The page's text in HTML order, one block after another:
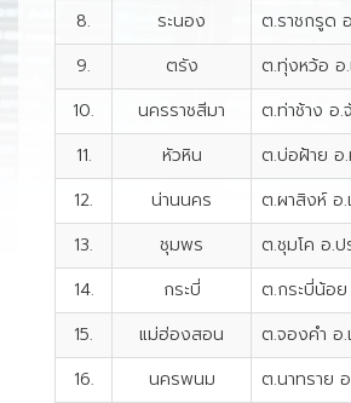
8.
ระนอง
ต.ราชกรูด
9.
ตรัง
ต.ทุ่งหว้อ อ
10.
นครราชสีมา
ต.ท่าช้าง อ.
11.
หัวหิน
ต.บ่อฝ้าย อ.
12.
น่านนคร
ต.ผาสิงห์ อ.
13.
ชุมพร
ต.ชุมโค อ.
14.
กระบี่
ต.กระบี่น้อย
15.
แม่ฮ่องสอน
ต.จองคำ อ
16.
นครพนม
ต.นาทราย